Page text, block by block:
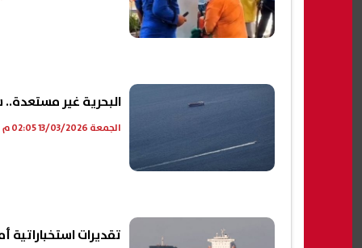
البحرية غير
الجمعة 13/03/2026 02:05 م
تقديرات